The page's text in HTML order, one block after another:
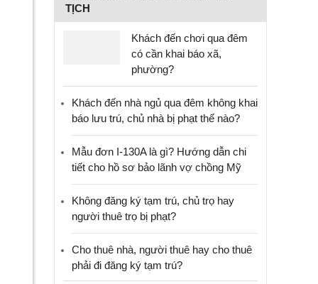
TỊCH
Khách đến chơi qua đêm
có cần khai báo xã,
phường?
Khách đến nhà ngủ qua đêm không khai
báo lưu trú, chủ nhà bị phạt thế nào?
Mẫu đơn I-130A là gì? Hướng dẫn chi
tiết cho hồ sơ bảo lãnh vợ chồng Mỹ
Không đăng ký tạm trú, chủ trọ hay
người thuê trọ bị phạt?
Cho thuê nhà, người thuê hay cho thuê
phải đi đăng ký tạm trú?